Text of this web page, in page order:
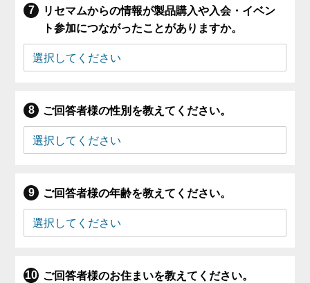
リセマムからの情報が製品購入や入会・イベン
ト参加につながったことがありますか。
ご回答者様の性別を教えてください。
ご回答者様の年齢を教えてください。
ご回答者様のお住まいを教えてください。